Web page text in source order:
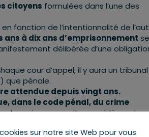
citoyens formulées dans l’une des
fonction de l’intentionnalité de
à dix ans d’emprisonnement
délibérée d’une
cour d’appel, il y aura un tribunal
que pénale.
attendue depuis vingt ans.
dans le code pénal, du crime
de « crime » posait un problème de
voir le jour. Ce texte vise à
sur notre site Web pour vous